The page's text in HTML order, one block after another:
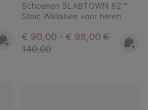
Schoenen SLABTOWN 62'™
Stoic Wallabee voor heren
Minimum sale price:
€ 90,00 - Maximum sale
€ 98,00 Regular
€
140,00